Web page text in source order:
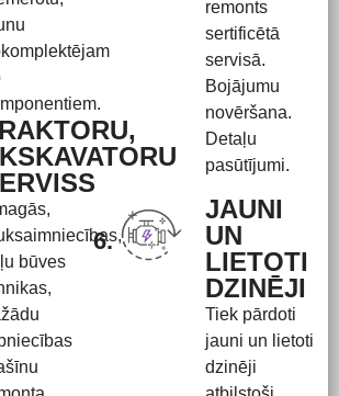
būves
remonts
sertificētā
servisā.
Bojājumu
novēršana.
Detaļu
pasūtījumi.
6.
JAUNI
UN
LIETOTI
DZINĒJI
Tiek pārdoti
jauni un lietoti
dzinēji